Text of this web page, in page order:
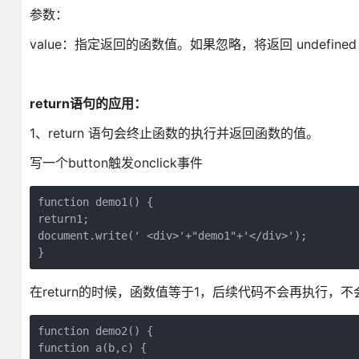
参数：
value：指定返回的函数值。如果忽略，将返回 undefined
return语句的应用：
1、return 语句会终止函数的执行并返回函数的值。
写一个button触发onclick事件
function demo1() {
return1;
document.write(' <div>'+"demo1"+'</div>');
}
在return的时候，函数值等于1，后续代码不会再执行，不
function demo2() {
function a(b,c) {